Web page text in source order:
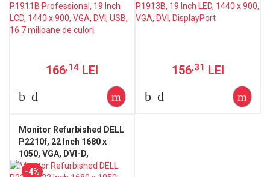
culori
166,14 LEI 156,31 LEI
Monitor Refurbished DELL
P2210f, 22 Inch 1680 x
1050, VGA, DVI-D,
DisplayPort, USB
-4%